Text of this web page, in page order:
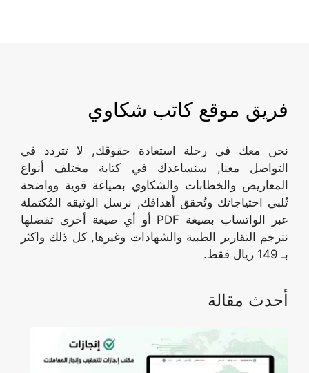
فريق موقع كاتب شكاوي
نحن معك في رحلة استعادة حقوقك, لا تتردد في
التواصل معنا, سنساعدك في كتابة مختلف أنواع
المعاريض والخطابات والشكاوي بصياغة قوية وواضحة
تُلبي احتياجاتك وتُحقق أهدافك, نرسل الوثيقه المُكتملة
عبر الواتساب بصيغة PDF أو أي صيغة أخرى تفضلها
نترجم التقارير الطبية والشهادات وغيرها, كل ذلك واكثر
بـ 149 ريال فقط.
أحدث مقالة